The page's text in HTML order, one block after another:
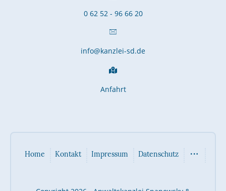
0 62 52 - 96 66 20
info@kanzlei-sd.de
Anfahrt
Home Kontakt Impressum Datenschutz